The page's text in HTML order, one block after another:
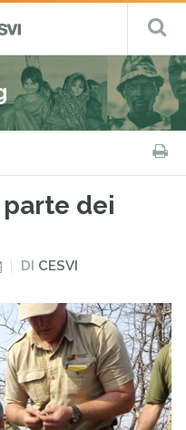
dei
DI CESVI